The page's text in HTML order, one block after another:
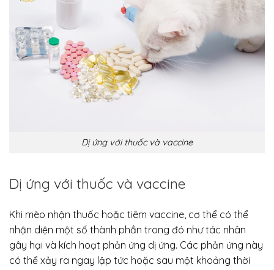
Dị ứng với thuốc và vaccine
Dị ứng với thuốc và vaccine
Khi mèo nhận thuốc hoặc tiêm vaccine, cơ thể có thể
nhận diện một số thành phần trong đó như tác nhân
gây hại và kích hoạt phản ứng dị ứng. Các phản ứng này
có thể xảy ra ngay lập tức hoặc sau một khoảng thời